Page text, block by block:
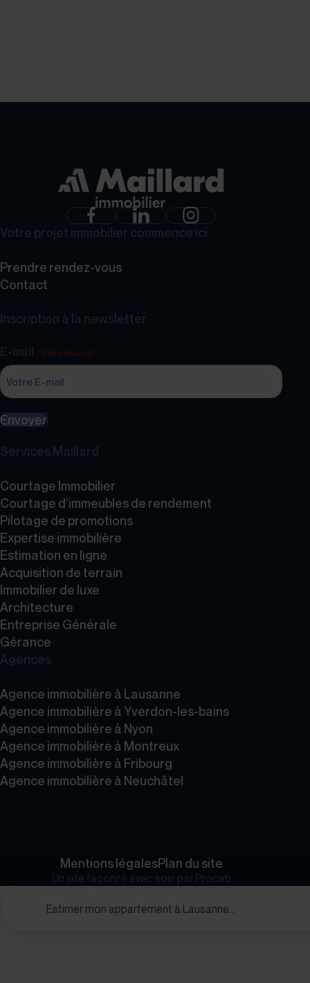
Votre projet immobilier commence ici
Prendre rendez-vous
Contact
Inscription à la newsletter
(Nécessaire)
Envoyer
Services Maillard
Courtage Immobilier
Courtage d’immeubles de rendement
Pilotage de promotions
Expertise immobilière
Estimation en ligne
Acquisition de terrain
Immobilier de luxe
Architecture
Entreprise Générale
Gérance
Agences
Agence immobilière à Lausanne
Agence immobilière à Yverdon-les-bains
Agence immobilière à Nyon
Agence immobilière à Montreux
Agence immobilière à Fribourg
Agence immobilière à Neuchâtel
Mentions légalesPlan du site
Un site façonné avec soin par Procab